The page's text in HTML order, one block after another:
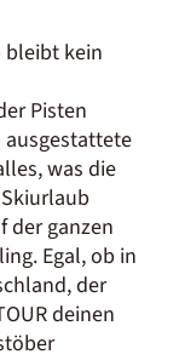
bleibt kein
Pisten
was die
der ganzen
Egal, ob in
der
deinen